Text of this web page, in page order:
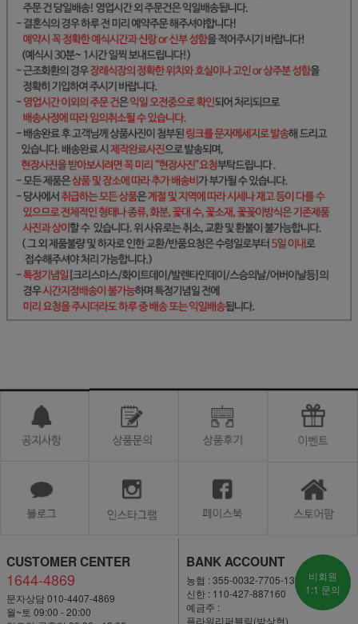
CUSTOMER CENTER
1644-4869
문자상담 010-4407-4869
월~토 09:00 - 20:00
BANK ACCOUNT
농협 : 355-0032-7705-13
신한 : 110-427-887160
예금주 :
플라워리퍼블릭(박상현)
비회원
1:1 문의